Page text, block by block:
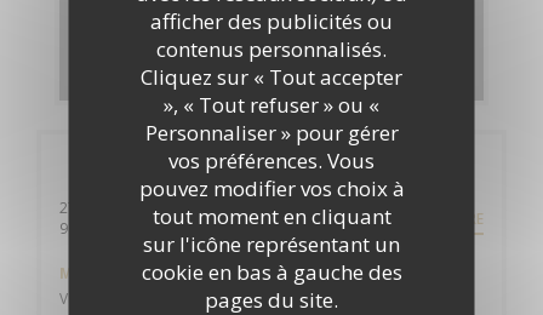
afficher des publicités ou
contenus personnalisés.
Cliquez sur « Tout accepter
», « Tout refuser » ou «
Personnaliser » pour gérer
vos préférences. Vous
pouvez modifier vos choix à
tout moment en cliquant
sur l'icône représentant un
cookie en bas à gauche des
pages du site.
DÉCOUVRIR NOTRE CARTE
Infos pratiques
27 av. du Maréchal de Lattre de Tassigny
94120 Fontenay-sous-bois ((ouvre une nouvelle fenêtre))ITINÉRAIRE
Métro
Val de fontenay RER A/E Sortie 4 - Les Alouettes